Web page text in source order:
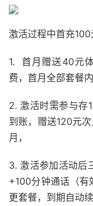
激活过程中首充100
1. 首月赠送40元
费，首月全部套餐
2. 激活时需参与存
到账，赠送120元
月，
3. 激活参加活动后
+100分钟通话（有
更套餐，到期自动续